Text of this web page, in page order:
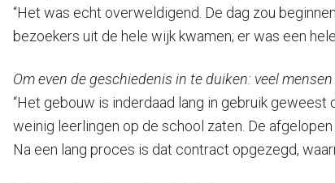
“Het was echt overweldigend. De dag zou
bezoekers uit de hele wijk kwamen; er was een
Om even de geschiedenis in te duiken: veel
“Het gebouw is inderdaad lang in gebruik
weinig leerlingen op de school zaten. De
Na een lang proces is dat contract opgezegd,